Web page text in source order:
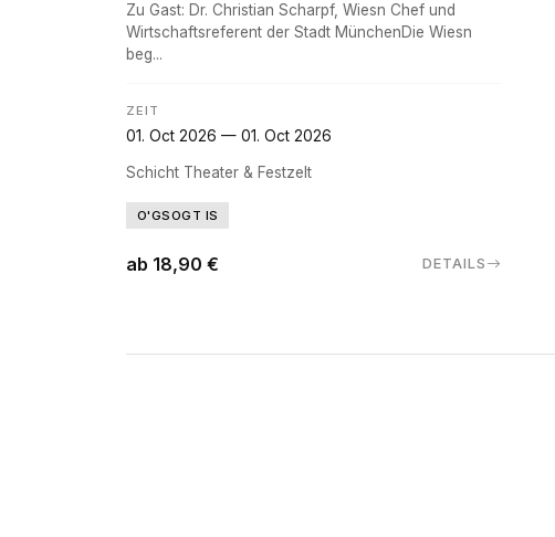
Zu Gast: Dr. Christian Scharpf, Wiesn Chef und
Wirtschaftsreferent der Stadt MünchenDie Wiesn
beg...
ZEIT
01. Oct 2026 — 01. Oct 2026
Schicht Theater & Festzelt
O'GSOGT IS
ab 18,90 € DETAILS